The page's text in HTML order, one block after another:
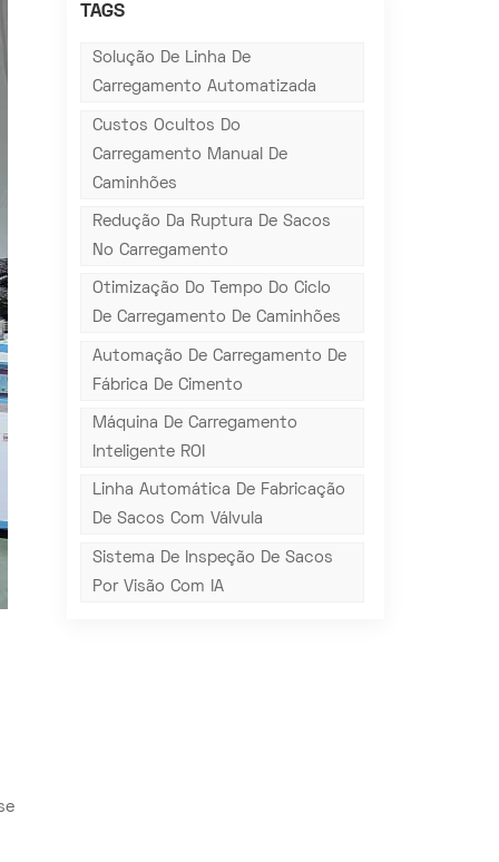
TAGS
Solução De Linha De
Carregamento Automatizada
Custos Ocultos Do
Carregamento Manual De
Caminhões
Redução Da Ruptura De Sacos
No Carregamento
Otimização Do Tempo Do Ciclo
De Carregamento De Caminhões
Automação De Carregamento De
Fábrica De Cimento
Máquina De Carregamento
Inteligente ROI
Linha Automática De Fabricação
De Sacos Com Válvula
Sistema De Inspeção De Sacos
Por Visão Com IA